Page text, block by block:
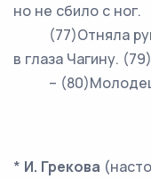
но не сбило с ног.
(77)Отняла
в глаза Чагину.
– (80)Молодец,
* И. Грекова